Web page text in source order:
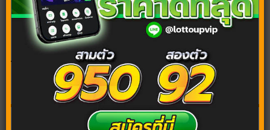
Tags: ฝันว่าซื้อของ ฝันเห็นแม่ค้า